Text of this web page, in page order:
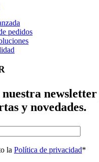
pedidos
newsletter
y novedades.
la Política de privacidad*